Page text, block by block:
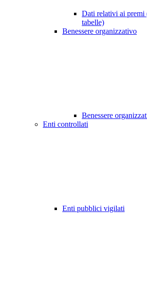
Dati relativi ai premi
tabelle)
Benessere organizzativo
Benessere
Enti controllati
Enti pubblici vigilati